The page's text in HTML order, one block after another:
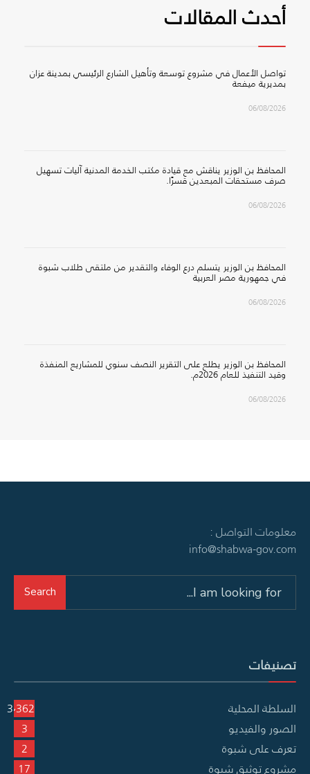
أحدث المقالات
تواصل الأعمال في مشروع توسعة وتأهيل الشارع الرئيسي بمدينة عزان
بمديرية ميفعة
06/08/2026
المحافظ بن الوزير يناقش مع قيادة مكتب الخدمة المدنية آليات تسهيل
صرف مستحقات المبعدين قسرًا.
06/08/2026
المحافظ بن الوزير يتسلم درع الوفاء والتقدير من ملتقى طلاب شبوة
في جمهورية مصر العربية
06/08/2026
المحافظ بن الوزير يطلع على التقرير النصف سنوي للمشاريع المنفذة
وقيد التنفيذ للعام 2026م.
06/08/2026
معلومات التواصل :
info@shabwa-gov.com
Search
تصنيفات
السلطة المحلية
3٬362
الصور والفيديو
3
تعرف على شبوة
2
مشروع توثيق شبوة
17